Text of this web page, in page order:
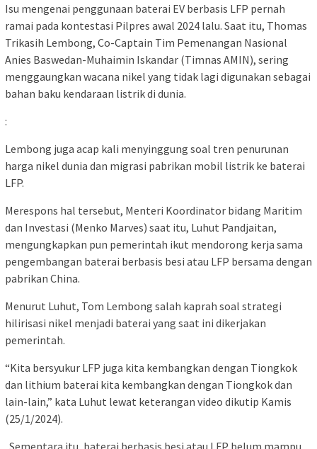
Isu mengenai penggunaan baterai EV berbasis LFP pernah
ramai pada kontestasi Pilpres awal 2024 lalu. Saat itu, Thomas
Trikasih Lembong, Co-Captain Tim Pemenangan Nasional
Anies Baswedan-Muhaimin Iskandar (Timnas AMIN), sering
menggaungkan wacana nikel yang tidak lagi digunakan sebagai
bahan baku kendaraan listrik di dunia.
:
Lembong juga acap kali menyinggung soal tren penurunan
harga nikel dunia dan migrasi pabrikan mobil listrik ke baterai
LFP.
Merespons hal tersebut, Menteri Koordinator bidang Maritim
dan Investasi (Menko Marves) saat itu, Luhut Pandjaitan,
mengungkapkan pun pemerintah ikut mendorong kerja sama
pengembangan baterai berbasis besi atau LFP bersama dengan
pabrikan China.
Menurut Luhut, Tom Lembong salah kaprah soal strategi
hilirisasi nikel menjadi baterai yang saat ini dikerjakan
pemerintah.
“Kita bersyukur LFP juga kita kembangkan dengan Tiongkok
dan lithium baterai kita kembangkan dengan Tiongkok dan
lain-lain,” kata Luhut lewat keterangan video dikutip Kamis
(25/1/2024).
. Sementara itu, baterai berbasis besi atau LFP belum mampu